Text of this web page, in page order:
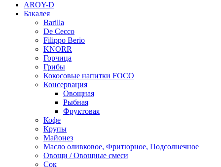
AROY-D
Бакалея
Barilla
De Cecco
Filippo Berio
KNORR
Горчица
Грибы
Кокосовые напитки FOCO
Консервация
Овощная
Рыбная
Фруктовая
Кофе
Крупы
Майонез
Масло оливковое, Фритюрное, Подсолнечное
Овощи / Овощные смеси
Сок